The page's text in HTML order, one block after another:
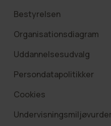
Bestyrelsen
Organisationsdiagram
Uddannelsesudvalg
Persondatapolitikker
Cookies